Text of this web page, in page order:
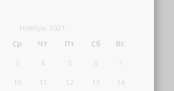
Ноябрь 2021
Ср Чт Пт Сб
Вс
3 4 5 6
7
10 11 12 13
14